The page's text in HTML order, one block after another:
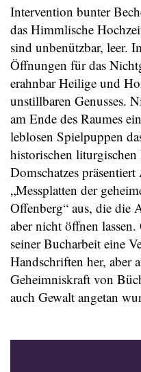
Intervention bunter
das Himmlische
sind unbenützbar, leer.
Öffnungen für das
erahnbar Heilige und
unstillbaren Genusses.
am Ende des Raumes
leblosen Spielpuppen
historischen
Domschatzes
„Messplatten der
Offenberg“ aus, die die
aber nicht öffnen
seiner Bucharbeit eine
Handschriften her, aber
Geheimniskraft von
auch Gewalt angetan